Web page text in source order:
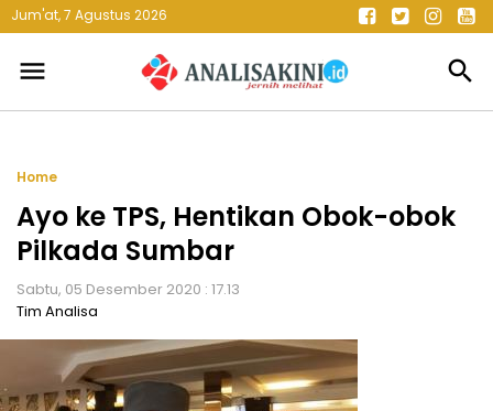
Jum'at, 7 Agustus 2026
menu search
Home
Ayo ke TPS, Hentikan Obok-obok
Pilkada Sumbar
Sabtu, 05 Desember 2020 : 17.13
Tim Analisa